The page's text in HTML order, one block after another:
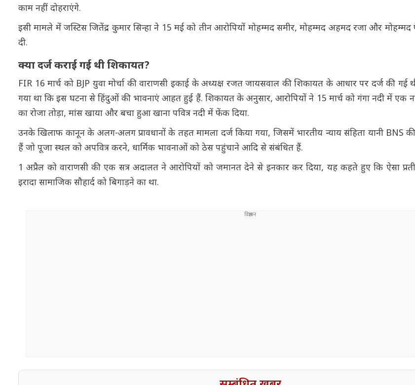
काम नहीं दोहराएंगे.
इसी मामले में जस्टिस जितेंद्र कुमार सिन्हा ने 15 मई को तीन आरोपियों मोहम्मद समीर, मोहम्मद अहमद रजा और
दी.
क्या दर्ज कराई गई थी शिकायत?
FIR 16 मार्च को BJP युवा मोर्चा की वाराणसी इकाई के अध्यक्ष रजत जायसवाल की शिकायत के आधार पर दर्ज की गई
गया था कि इस घटना से हिंदुओं की भावनाएं आहत हुई हैं. शिकायत के अनुसार, आरोपियों ने 15 मार्च को गंगा नदी में एक
का रोजा तोड़ा, मांस खाया और बचा हुआ खाना पवित्र नदी में फेंक दिया.
उनके खिलाफ कानून के अलग-अलग प्रावधानों के तहत मामला दर्ज किया गया, जिसमें भारतीय न्याय संहिता यानी BNS
हैं जो पूजा स्थल को अपवित्र करने, धार्मिक भावनाओं को ठेस पहुंचाने आदि से संबंधित हैं.
1 अप्रैल को वाराणसी की एक सत्र अदालत ने आरोपियों को जमानत देने से इनकार कर दिया, यह कहते हुए कि ऐसा
इरादा सामाजिक सौहार्द को बिगाड़ने का था.